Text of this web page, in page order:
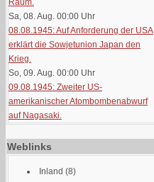
Raum.
Sa, 08. Aug. 00:00 Uhr
08.08.1945: Auf Anforderung der USA
erklärt die Sowjetunion Japan den
Krieg.
So, 09. Aug. 00:00 Uhr
09.08.1945: Zweiter US-
amerikanischer Atombombenabwurf
auf Nagasaki.
Weblinks
Inland (8)